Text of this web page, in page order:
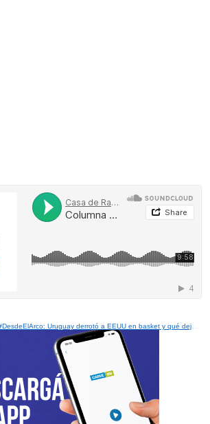
Uruguay derrotó a EEUU en basket y qué dejó la fecha el Clausura